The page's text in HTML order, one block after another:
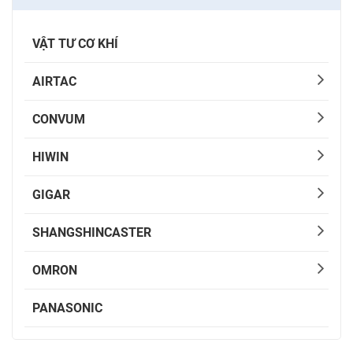
VẬT TƯ CƠ KHÍ
AIRTAC
CONVUM
HIWIN
GIGAR
SHANGSHINCASTER
OMRON
PANASONIC